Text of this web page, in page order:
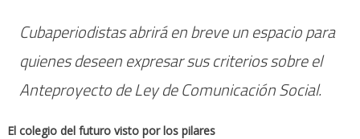
Cubaperiodistas abrirá en breve un espacio para
quienes deseen expresar sus criterios sobre el
Anteproyecto de Ley de Comunicación Social.
El colegio del futuro visto por los pilares